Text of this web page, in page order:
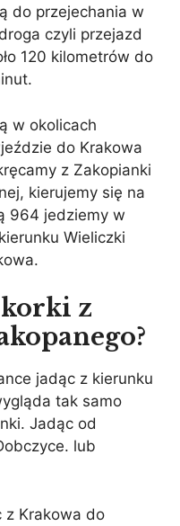
do przejechania w
czyli przejazd
120 kilometrów do
w okolicach
do Krakowa
z Zakopianki
kierujemy się na
964 jedziemy w
Wieliczki
z
jadąc z kierunku
tak samo
Jadąc od
lub
z Krakowa do